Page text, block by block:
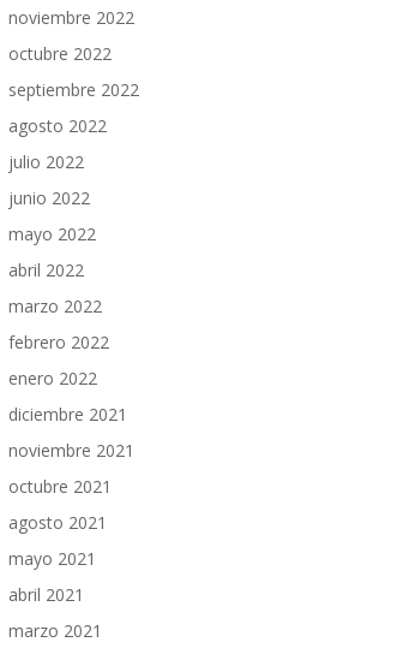
noviembre 2022
octubre 2022
septiembre 2022
agosto 2022
julio 2022
junio 2022
mayo 2022
abril 2022
marzo 2022
febrero 2022
enero 2022
diciembre 2021
noviembre 2021
octubre 2021
agosto 2021
mayo 2021
abril 2021
marzo 2021